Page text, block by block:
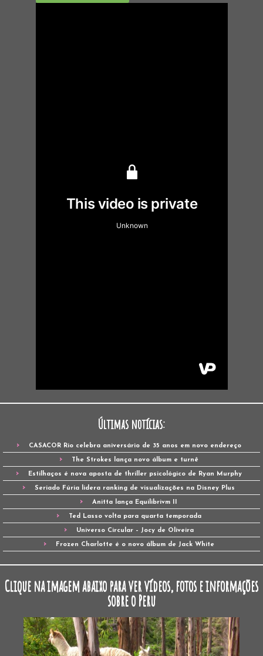
Últimas notícias:
CASACOR Rio celebra aniversário de 35 anos em novo endereço
The Strokes lança novo álbum e turnê
Estilhaços é nova aposta de thriller psicológico de Ryan Murphy
Seriado Fúria lidera ranking de visualizações na Disney Plus
Anitta lança Equilibrivm II
Ted Lasso volta para quarta temporada
Universo Circular – Jocy de Oliveira
Frozen Charlotte é o novo álbum de Jack White
Clique na imagem abaixo para ver vídeos, fotos e informações
sobre o Peru